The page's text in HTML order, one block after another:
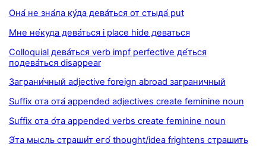
Она́ не зна́ла ку́да дева́ться от стыда́ put
Мне не́куда дева́ться i place hide деваться
Colloquial дева́ться verb impf perfective де́ться
подева́ться disappear
Заграни́чный adjective foreign abroad заграничный
Suffix ота ота́ appended adjectives create feminine noun
Suffix ота о́та appended verbs create feminine noun
Э́та мысль страши́т его́ thought/idea frightens страшить